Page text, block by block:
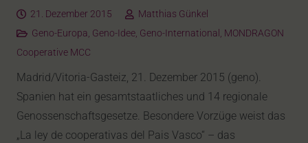
21. Dezember 2015
Matthias Günkel
Geno-Europa, Geno-Idee, Geno-International , MONDRAGON
Cooperative MCC
Madrid/Vitoria-Gasteiz, 21. Dezember 2015 (geno).
Spanien hat ein gesamtstaatliches und 14 regionale
Genossenschaftsgesetze. Besondere Vorzüge weist das
„La ley de cooperativas del Pais Vasco“ – das